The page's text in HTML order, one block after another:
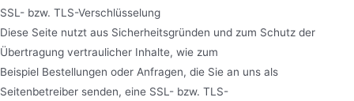
SSL- bzw. TLS-Verschlüsselung
Diese Seite nutzt aus Sicherheitsgründen und zum Schutz der
Übertragung vertraulicher Inhalte, wie zum
Beispiel Bestellungen oder Anfragen, die Sie an uns als
Seitenbetreiber senden, eine SSL- bzw. TLS-